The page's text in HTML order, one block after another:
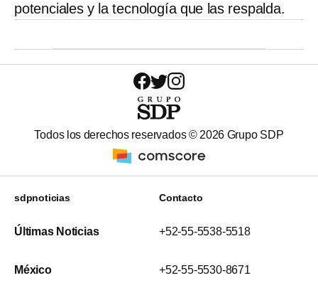
potenciales y la tecnología que las respalda.
Todos los derechos reservados © 2026 Grupo SDP
sdpnoticias
Últimas Noticias
México
Contacto
+52-55-5538-5518
+52-55-5530-8671